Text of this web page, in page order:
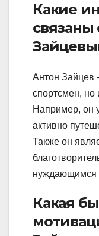
Какие
связаны
Антон Зайцев
спортсмен, но
Например, он
активно
Также он
нуждающимся
Какая